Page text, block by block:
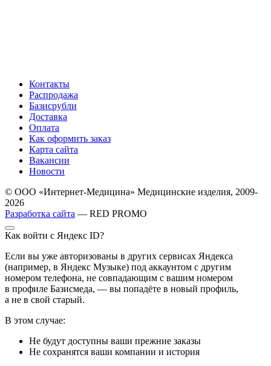
Контакты
Распродажа
Базисрубли
Доставка
Оплата
Как оформить заказ
Карта сайта
Вакансии
Новости
© ООО «Интернет-Медицина» Медицинские изделия, 2009-
2026
Разработка сайта — RED PROMO
Как войти с Яндекс ID?
Если вы уже авторизованы в других сервисах Яндекса
(например, в Яндекс Музыке) под аккаунтом с другим
номером телефона, не совпадающим с вашим номером
в профиле Базисмеда, — вы попадёте в новый профиль,
а не в свой старый.
В этом случае:
Не будут доступны ваши прежние заказы
Не сохранятся ваши компании и история